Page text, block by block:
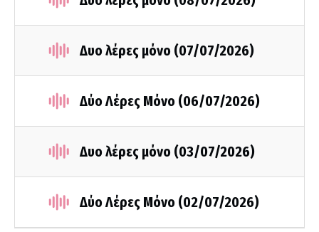
Δυο λέρες μόνο (07/07/2026)
Δύο Λέρες Μόνο (06/07/2026)
Δυο λέρες μόνο (03/07/2026)
Δύο Λέρες Μόνο (02/07/2026)